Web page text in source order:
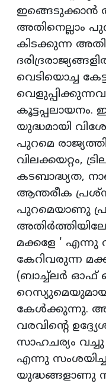
ഇങ്ങെടുക്കാന്‍
അതിനെല്ലാം
കിടക്കുന്ന
വെടിയൊച്ച
കൂട്ടപ്പലായനം.
യുദ്ധമായി
പുറമെ
വിലക്കയറ്റം,
കടബാദ്ധ്യത,
ആന്തരീക
പുറമെയാണു
മക്കളേ ' എന്നു
കേറിവരുന്ന
(ബാച്ച്‌ലര്‍ ഓഫ്
കേള്‍ക്കുന്നു.
വരവിന്റെ
സാഹചര്യം
എന്നു
യുദ്ധങ്ങളാണു